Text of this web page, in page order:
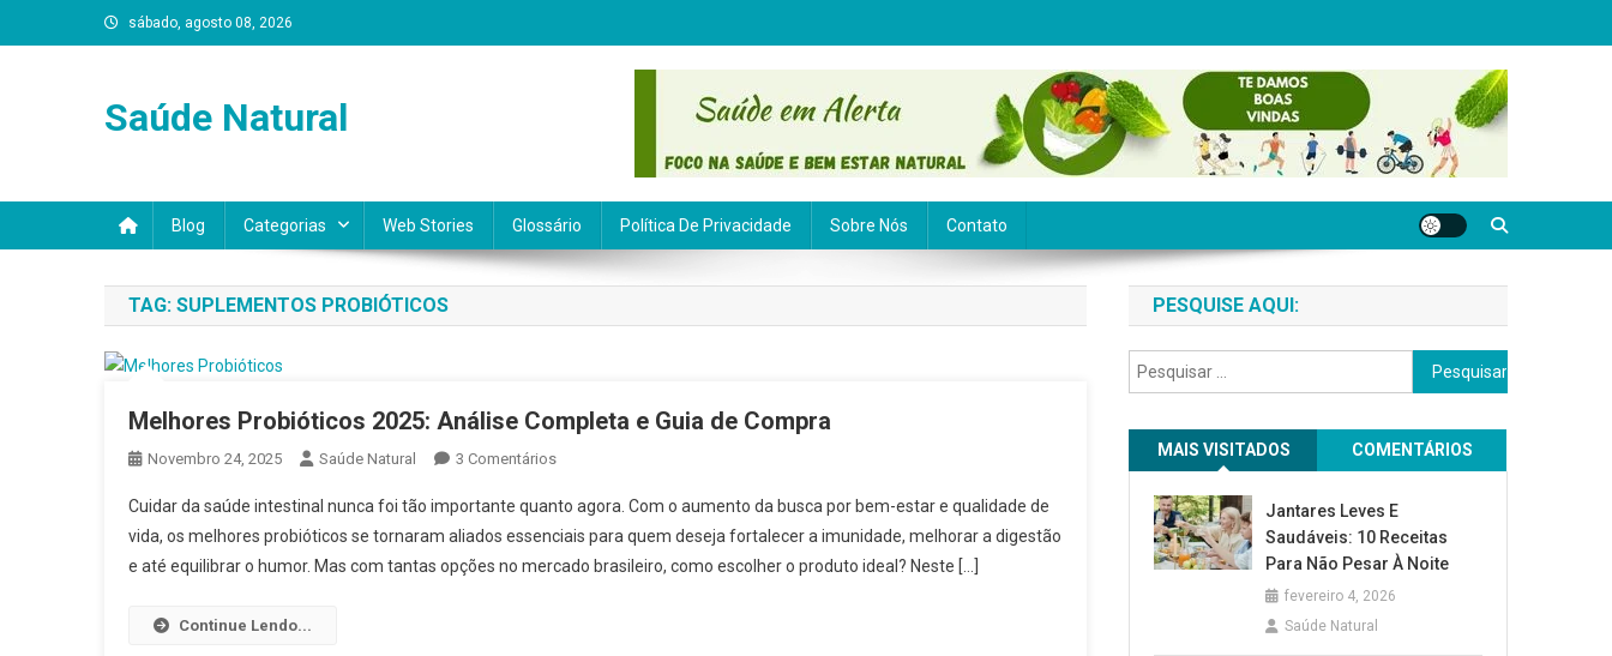
to
sábado, agosto 08, 2026
Saúde Natural
Blog Categorias Web Stories Glossário Política De Privacidade Sobre Nós Contato
TAG: SUPLEMENTOS PROBIÓTICOS
Melhores Probióticos 2025: Análise Completa e Guia de Compra
Novembro 24, 2025 Saúde Natural 3 ComentáriosEm
Probióticos
2025:
Análise
Cuidar da saúde intestinal nunca foi tão importante quanto agora. Com o aumento da busca por bem-estar e qualidade de
vida, os melhores probióticos se tornaram aliados essenciais para quem deseja fortalecer a imunidade, melhorar a digestão
e até equilibrar o humor. Mas com tantas opções no mercado brasileiro, como escolher o produto ideal? Neste […]
Continue Lendo...
PESQUISE AQUI:
Pesquisar
por:
MAIS VISITADOS COMENTÁRIOS
Jantares Leves E
Saudáveis: 10 Receitas
Para Não Pesar À Noite
fevereiro 4, 2026
Saúde Natural